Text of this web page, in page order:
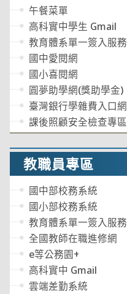
午餐菜單
高科實中學生 Gmail
教育體系單一簽入服務
國中愛閱網
國小喜閱網
圓夢助學網(獎助學金)
臺灣銀行學雜費入口網
課後照顧安全檢查專區
教職員專區
國中部校務系統
國小部校務系統
教育體系單一簽入服務
全國教師在職進修網
e等公務園+
高科實中 Gmail
雲端差勤系統